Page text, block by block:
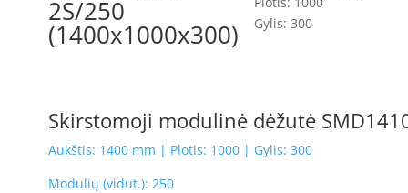
2S/250
(1400x1000x300)
Gylis: 300
Skirstomoji modulinė dėžutė
Aukštis: 1400 mm | Plotis: 1000 | Gylis: 300
Modulių (vidut.): 250